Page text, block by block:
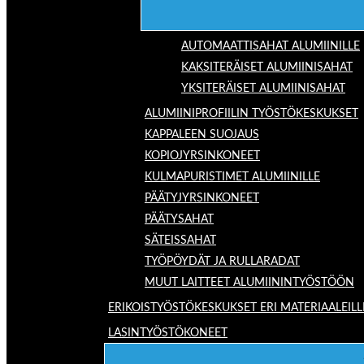
AUTOMAATTISAHAT ALUMIINILLE
KAKSITERÄISET ALUMIINISAHAT
YKSITERÄISET ALUMIINISAHAT
ALUMIINIPROFIILIN TYÖSTÖKESKUKSET
KAPPALEEN SUOJAUS
KOPIOJYRSINKONEET
KULMAPURISTIMET ALUMIINILLE
PÄÄTYJYRSINKONEET
PÄÄTYSAHAT
SÄTEISSAHAT
TYÖPÖYDÄT JA RULLARADAT
MUUT LAITTEET ALUMIININTYÖSTÖÖN
ERIKOISTYÖSTÖKESKUKSET ERI
LASINTYÖSTÖKONEET